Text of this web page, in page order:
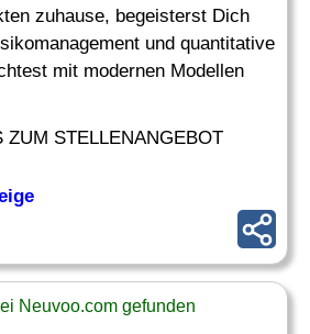
zuhause, begeisterst Dich
und quantitative
mit modernen Modellen
ZUM STELLENANGEBOT
Neuvoo.com gefunden